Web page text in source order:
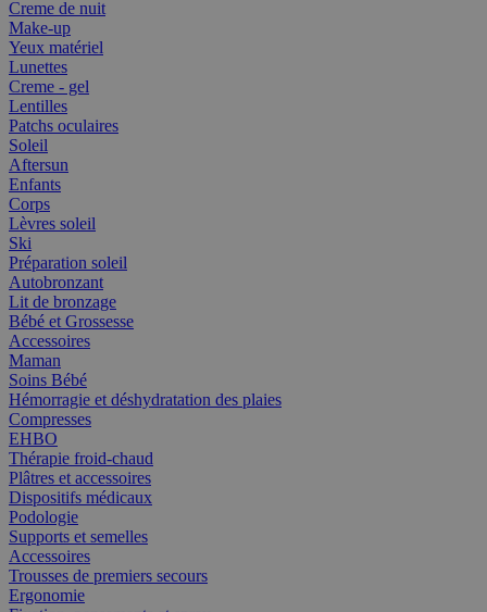
Creme de nuit
Make-up
Yeux matériel
Lunettes
Creme - gel
Lentilles
Patchs oculaires
Soleil
Aftersun
Enfants
Corps
Lèvres soleil
Ski
Préparation soleil
Autobronzant
Lit de bronzage
Bébé et Grossesse
Accessoires
Maman
Soins Bébé
Hémorragie et déshydratation des plaies
Compresses
EHBO
Thérapie froid-chaud
Plâtres et accessoires
Dispositifs médicaux
Podologie
Supports et semelles
Accessoires
Trousses de premiers secours
Ergonomie